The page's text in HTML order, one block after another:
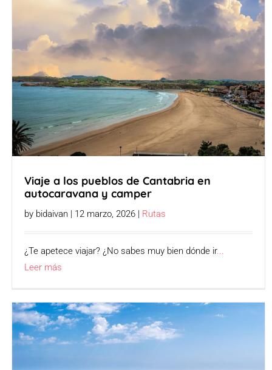
Viaje a los pueblos de Cantabria en
autocaravana y camper
by bidaivan | 12 marzo, 2026 | Rutas
¿Te apetece viajar? ¿No sabes muy bien dónde ir...
Leer más